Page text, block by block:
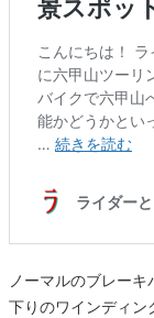
ノーマルのブレー
下りのワインディン